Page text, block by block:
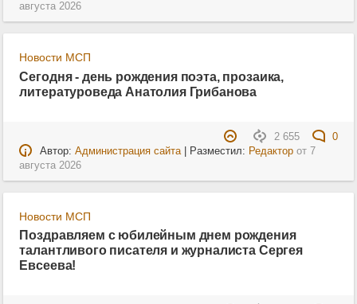
августа 2026
Новости МСП
Сегодня - день рождения поэта, прозаика,
литературоведа Анатолия Грибанова
2 655
0
Автор: Администрация сайта| Разместил: Редакторот 7
августа 2026
Новости МСП
Поздравляем с юбилейным днем рождения
талантливого писателя и журналиста Сергея
Евсеева!